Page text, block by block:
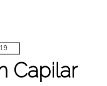
Capilar